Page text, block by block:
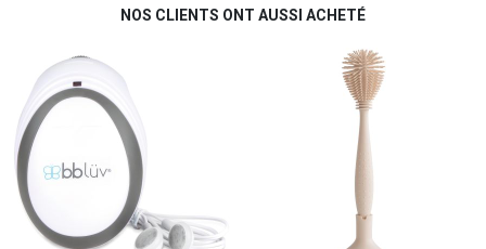
NOS CLIENTS ONT AUSSI ACHETÉ